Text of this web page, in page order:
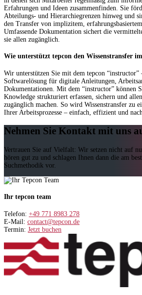
Erfahrungen und Ideen zusammenfinden. Sie
Abteilungs- und Hierarchiegrenzen hinweg und
den Transfer von implizitem,
Umfassende Dokumentation sichert die
sie allen zugänglich.
Wie unterstützt tepcon den Wissenstransfer
Wir unterstützen Sie mit dem tepcon “instructor”
Softwarelösung für digitale Anleitungen,
Dokumentationen. Mit dem “instructor” können
Knowledge strukturiert erfassen, sichern und
zugänglich machen. So wird Wissenstransfer zu
Ihrer Arbeitsprozesse – einfach, effizient und
Nehmen Sie Kontakt mit uns
Vertrauen Sie auf Vielfalt: Wir setzen nicht auf
hören gut zu und schlagen Ihnen dann die am
Suchmethodik vor.
Ihr tepcon team
Telefon: +49 771 8983 278
E-Mail: contact@tepcon.de
Termin: Jetzt buchen